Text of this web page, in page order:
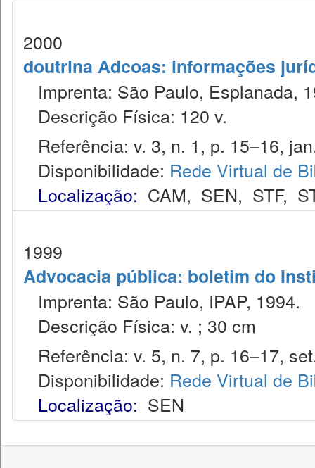
2000
doutrina Adcoas: informações
Imprenta: São Paulo, Esplanada,
Descrição Física: 120 v.
Referência: v. 3, n. 1, p. 15–16,
Disponibilidade: Rede Virtual de
Localização: CAM, SEN, STF,
1999
Advocacia pública: boletim do
Imprenta: São Paulo, IPAP, 1994.
Descrição Física: v. ; 30 cm
Referência: v. 5, n. 7, p. 16–17,
Disponibilidade: Rede Virtual de
Localização: SEN